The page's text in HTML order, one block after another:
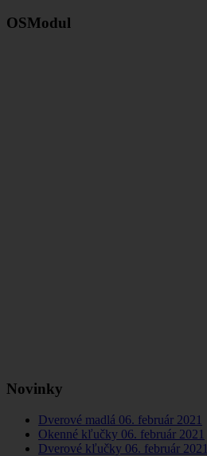
OSModul
Novinky
Dverové madlá 06. február 2021
Okenné kľučky 06. február 2021
Dverové kľučky 06. február 2021